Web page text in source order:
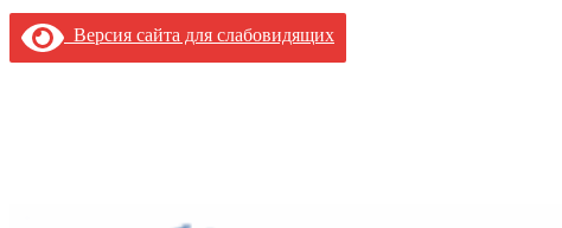
Версия сайта для слабовидящих